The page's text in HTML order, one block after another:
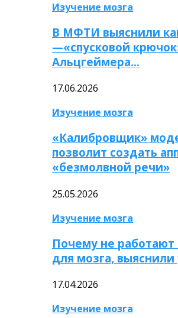
Изучение мозга
В МФТИ выяснили
—«спусковой
Альцгеймера…
17.06.2026
Изучение мозга
«Калибровщик»
позволит создать
«безмолвной речи»
25.05.2026
Изучение мозга
Почему не работают
для мозга,
17.04.2026
Изучение мозга